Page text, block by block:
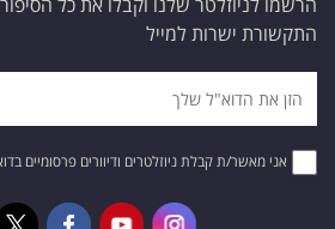
התקשורת ישרות למייל
אני מאשר/ת קבלת ניוזלטרים ודיוורים פרסומיים